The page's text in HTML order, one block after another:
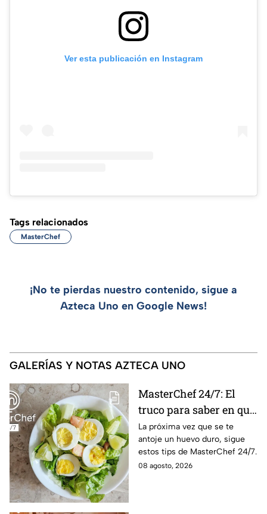
Ver esta publicación en Instagram
Tags relacionados
MasterChef
¡No te pierdas nuestro contenido, sigue a
Azteca Uno en Google News!
GALERÍAS Y NOTAS AZTECA UNO
MasterChef 24/7: El
truco para saber en qué
momento está listo un
huevo cocido
La próxima vez que se te
antoje un huevo duro, sigue
estos tips de MasterChef 24/7.
08 agosto, 2026